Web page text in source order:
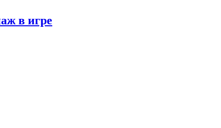
в игре